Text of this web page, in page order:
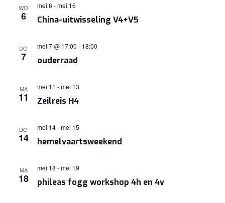
WO
6 China-uitwisseling V4+V5
mei 6 -mei 16
DO
7 ouderraad
mei 7 @ 17:00 - 18:00
MA
11 Zeilreis H4
mei 11 -mei 13
DO
14 hemelvaartsweekend
mei 14-mei 15
MA
18 phileas fogg workshop 4h en 4v
mei 18 -mei 19